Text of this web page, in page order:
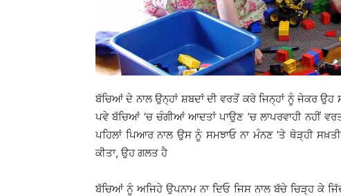
ਬੱਚਿਆਂ ਦੇ ਨਾਲ ਉਨ੍ਹਾਂ ਸ਼ਬਦਾਂ ਦੀ ਵਰਤੋਂ ਕਰੋ ਜਿਨ੍ਹਾਂ ਨੂੰ ਜੇਕਰ ਉਹ
ਪਵੇ ਬੱਚਿਆਂ ’ਚ ਚੰਗੀਆਂ ਆਦਤਾਂ ਪਾਉਣ ’ਚ ਲਾਪਰਵਾਹੀ ਨਹੀਂ
ਪਹਿਲਾਂ ਪਿਆਰ ਨਾਲ ਉਸ ਨੂੰ ਸਮਝਾਓ ਨਾ ਮੰਨਣ ’ਤੇ ਥੋੜ੍ਹੀ
ਕੀਤਾ, ਉਹ ਗਲਤ ਹੈ
ਬੱਚਿਆਂ ਨੂੰ ਅਜਿਹੇ ਉਪਨਾਮ ਨਾ ਦਿਓ ਜਿਸ ਨਾਲ ਬੱਚੇ ਚਿੜ੍ਹ ਕੇ